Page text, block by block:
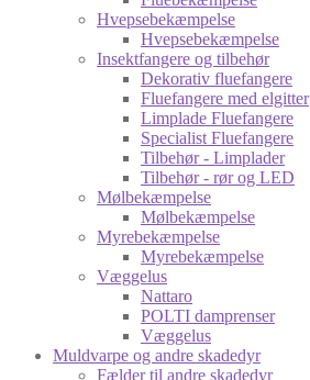
Hvepsebekæmpelse
Hvepsebekæmpelse
Insektfangere og tilbehør
Dekorativ fluefangere
Fluefangere med elgitter
Limplade Fluefangere
Specialist Fluefangere
Tilbehør - Limplader
Tilbehør - rør og LED
Mølbekæmpelse
Mølbekæmpelse
Myrebekæmpelse
Myrebekæmpelse
Væggelus
Nattaro
POLTI damprenser
Væggelus
Muldvarpe og andre skadedyr
Fælder til andre skadedyr